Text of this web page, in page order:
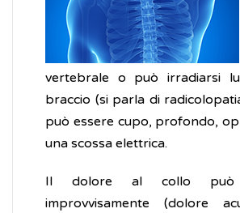
vertebrale o può irradiarsi
braccio (si parla di
può essere cupo, profondo,
una scossa elettrica.
Il dolore al collo può
improvvisamente (dolore